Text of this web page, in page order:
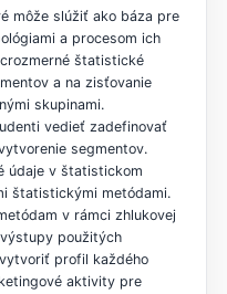
môže slúžiť ako báza pre
a procesom ich
štatistické
a na zisťovanie
skupinami.
vedieť zadefinovať
segmentov.
údaje v štatistickom
štatistickými metódami.
v rámci zhlukovej
použitých
profil každého
aktivity pre